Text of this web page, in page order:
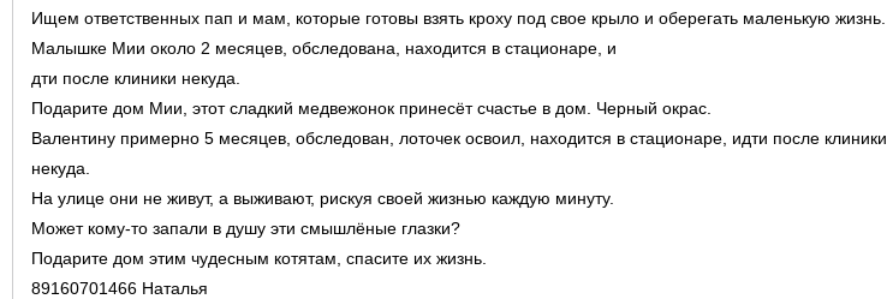
Ищем ответственных пап и мам, которые готовы взять кроху под свое крыло и оберегать маленькую жизнь.
Малышке Мии около 2 месяцев, обследована, находится в стационаре, и
дти после клиники некуда.
Подарите дом Мии, этот сладкий медвежонок принесёт счастье в дом. Черный окрас.
Валентину примерно 5 месяцев, обследован, лоточек освоил, находится в стационаре, идти после клиники
некуда.
На улице они не живут, а выживают, рискуя своей жизнью каждую минуту.
Может кому-то запали в душу эти смышлёные глазки?
Подарите дом этим чудесным котятам, спасите их жизнь.
89160701466 Наталья